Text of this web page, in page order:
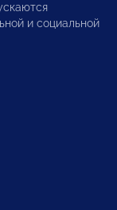
и социальной